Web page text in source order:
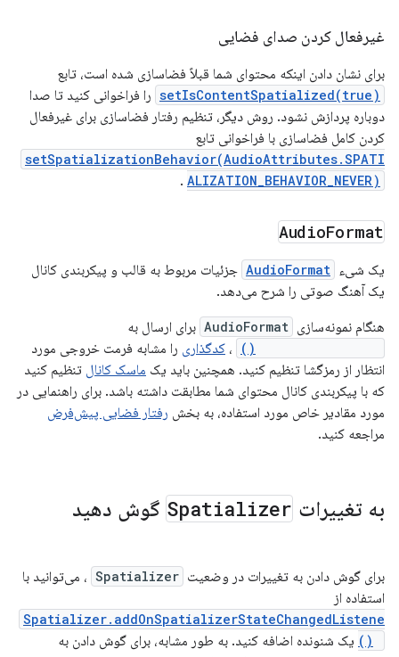
غیرفعال کردن صدای فضایی
برای نشان دادن اینکه محتوای شما قبلاً فضاسازی شده است، تابع
setIsContentSpatialized(true) را فراخوانی کنید تا صدا
دوباره پردازش نشود. روش دیگر، تنظیم رفتار فضاسازی برای غیرفعال
کردن کامل فضاسازی با فراخوانی تابع
setSpatializationBehavior(AudioAttributes.SPATI
ALIZATION_BEHAVIOR_NEVER)
.
AudioFormat
یک شیء AudioFormat جزئیات مربوط به قالب و پیکربندی کانال
یک آهنگ صوتی را شرح می‌دهد.
هنگام نمونه‌سازی AudioFormat برای ارسال به
، کدگذاری را مشابه فرمت خروجی مورد
انتظار از رمزگشا تنظیم کنید. همچنین باید یک ماسک کانال تنظیم کنید
که با پیکربندی کانال محتوای شما مطابقت داشته باشد. برای راهنمایی در
مورد مقادیر خاص مورد استفاده، به بخش رفتار فضایی پیش‌فرض
مراجعه کنید.
به تغییرات Spatializer گوش دهید
برای گوش دادن به تغییرات در وضعیت Spatializer ، می‌توانید با
استفاده از
Spatializer.addOnSpatializerStateChangedListene
یک شنونده اضافه کنید. به طور مشابه، برای گوش دادن به